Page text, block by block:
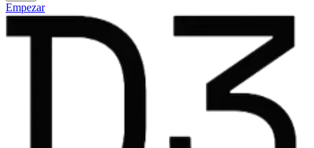
Empezar